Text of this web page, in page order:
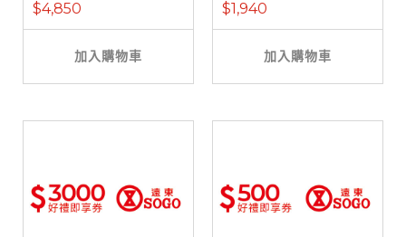
$4,850
加入購物車
$1,940
加入購物車